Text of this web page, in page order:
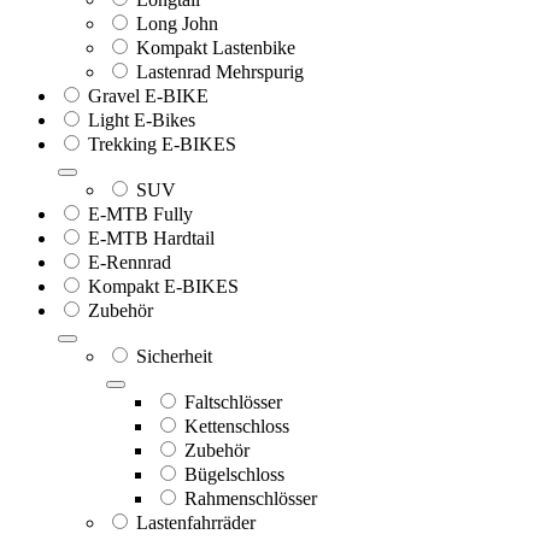
Long John
Kompakt Lastenbike
Lastenrad Mehrspurig
Gravel E-BIKE
Light E-Bikes
Trekking E-BIKES
SUV
E-MTB Fully
E-MTB Hardtail
E-Rennrad
Kompakt E-BIKES
Zubehör
Sicherheit
Faltschlösser
Kettenschloss
Zubehör
Bügelschloss
Rahmenschlösser
Lastenfahrräder